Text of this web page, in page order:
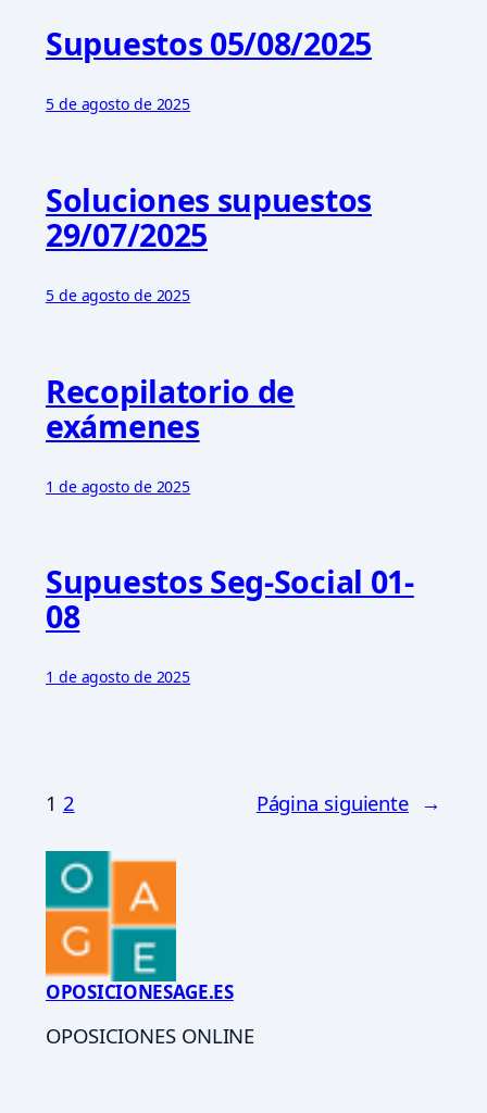
Supuestos 05/08/2025
5 de agosto de 2025
Soluciones supuestos
29/07/2025
5 de agosto de 2025
Recopilatorio de
exámenes
1 de agosto de 2025
Supuestos Seg-Social 01-
08
1 de agosto de 2025
1 2 Página siguiente →
OPOSICIONESAGE.ES
OPOSICIONES ONLINE